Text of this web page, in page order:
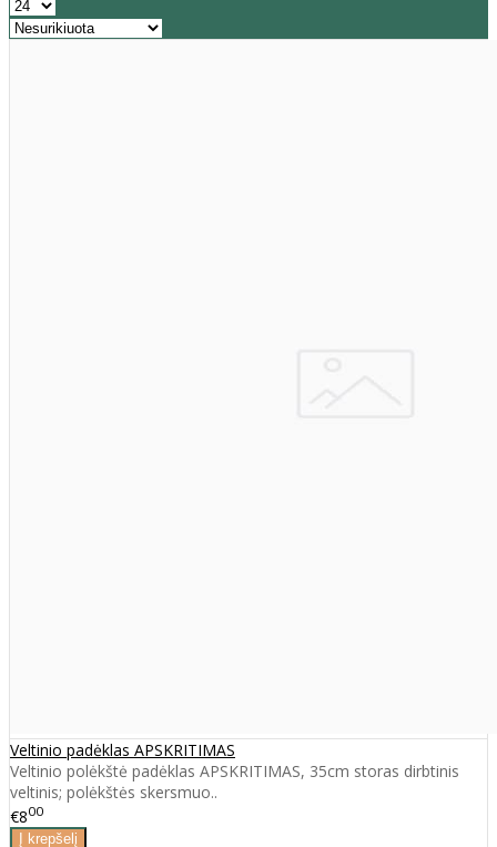
Veltinio padėklas APSKRITIMAS
Veltinio polėkštė padėklas APSKRITIMAS, 35cm storas dirbtinis
veltinis; polėkštės skersmuo..
€800